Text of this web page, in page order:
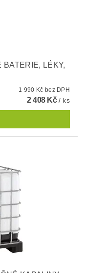
BATERIE, LÉKY,
1 990 Kč bez DPH
2 408 Kč/ ks